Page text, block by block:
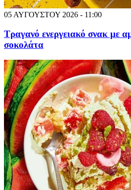
05 ΑΥΓΟΥΣΤΟΥ 2026 - 11:00
Τραγανό ενεργειακό σνακ με
σοκολάτα